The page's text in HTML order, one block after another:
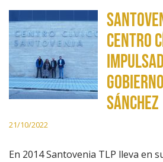
centro
Sánchez
21/10/2022
En 2014 Santovenia TLP lleva en